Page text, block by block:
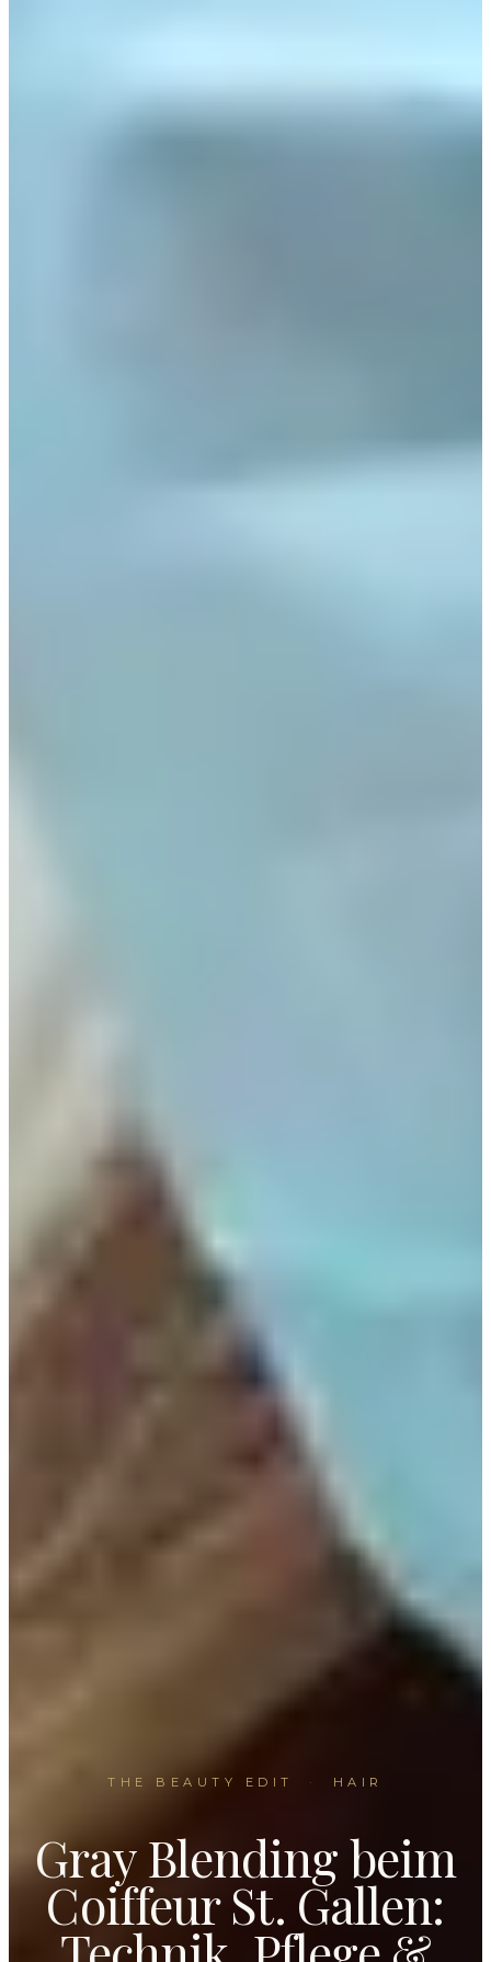
THE BEAUTY EDIT · HAIR
Gray Blending beim
Coiffeur St. Gallen: